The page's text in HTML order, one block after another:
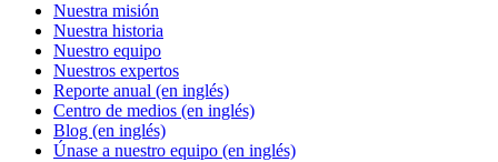
Nuestra misión
Nuestra historia
Nuestro equipo
Nuestros expertos
Reporte anual (en inglés)
Centro de medios (en inglés)
Blog (en inglés)
Únase a nuestro equipo (en inglés)